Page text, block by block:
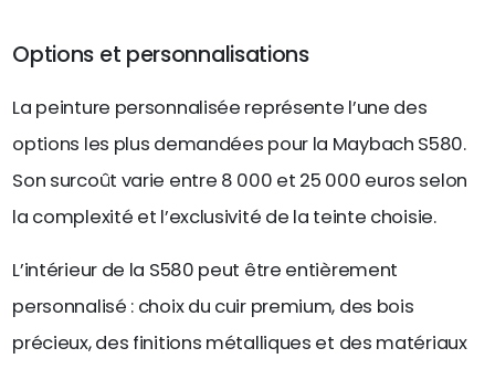
Options et personnalisations
La peinture personnalisée représente l’une des
options les plus demandées pour la Maybach S580.
Son surcoût varie entre 8 000 et 25 000 euros selon
la complexité et l’exclusivité de la teinte choisie.
L’intérieur de la S580 peut être entièrement
personnalisé : choix du cuir premium, des bois
précieux, des finitions métalliques et des matériaux